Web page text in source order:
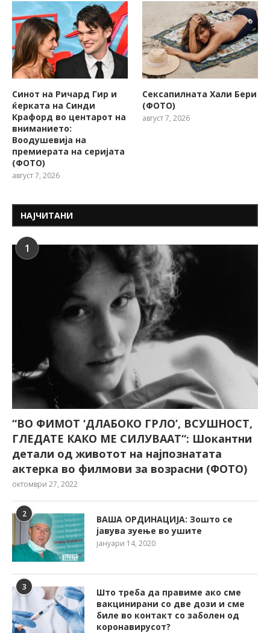
Синот на Ричард Гир и
ќерката на Синди
Крафорд во центарот на
вниманието:
Воодушевија на
премиерата на серијата
(ФОТО)
август 7, 2026
Сексапилната Хали Бери
(ФОТО)
август 7, 2026
НАЈЧИТАНИ
1
“ВО ФИМОТ ‘ДЛАБОКО ГРЛО’, ВСУШНОСТ,
ГЛЕДАТЕ КАКО МЕ СИЛУВААТ“: Шокантни
детали од животот на најпознатата
актерка во филмови за возрасни (ФОТО)
октомври 27, 2022
2
ВАША ОРДИНАЦИЈА: Зошто се
јавува зуење во ушите
јануари 14, 2020
3
Што треба да правиме ако сме
вакцинирани со две дози и сме
биле во контакт со заболен од
коронавирусот?